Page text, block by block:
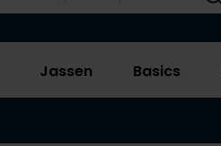
Jassen Basics